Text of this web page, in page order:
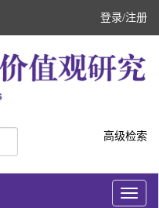
登录/注册
高级检索